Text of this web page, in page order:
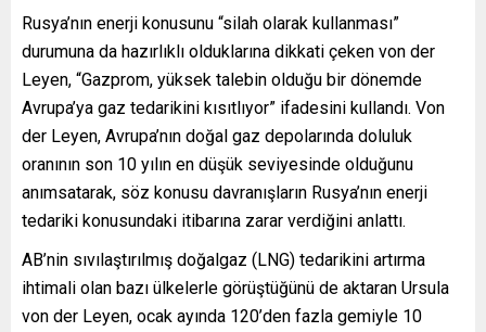
Rusya’nın enerji konusunu “silah olarak kullanması”
durumuna da hazırlıklı olduklarına dikkati çeken von der
Leyen, “Gazprom, yüksek talebin olduğu bir dönemde
Avrupa’ya gaz tedarikini kısıtlıyor” ifadesini kullandı. Von
der Leyen, Avrupa’nın doğal gaz depolarında doluluk
oranının son 10 yılın en düşük seviyesinde olduğunu
anımsatarak, söz konusu davranışların Rusya’nın enerji
tedariki konusundaki itibarına zarar verdiğini anlattı.
AB’nin sıvılaştırılmış doğalgaz (LNG) tedarikini artırma
ihtimali olan bazı ülkelerle görüştüğünü de aktaran Ursula
von der Leyen, ocak ayında 120’den fazla gemiyle 10